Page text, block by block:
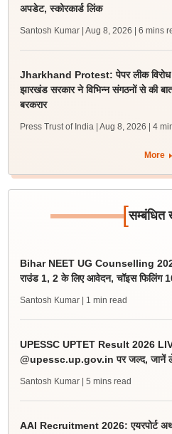
अपडेट, स्कोरकार्ड लिंक
Santosh Kumar | Aug 8, 2026 | 6 mins
Jharkhand Protest: पेपर लीक विरोध
झारखंड सरकार ने विभिन्न संगठनों से की
बरकरार
Press Trust of India | Aug 8, 2026 | 4
More
[सम्बंधित
Bihar NEET UG Counselling 2026:
राउंड 1, 2 के लिए आवेदन, चॉइस फिलिंग
Santosh Kumar | 1 min read
UPESSC UPTET Result 2026
@upessc.up.gov.in पर जल्द, जानें
Santosh Kumar | 5 mins read
AAI Recruitment 2026: एयरपोर्ट